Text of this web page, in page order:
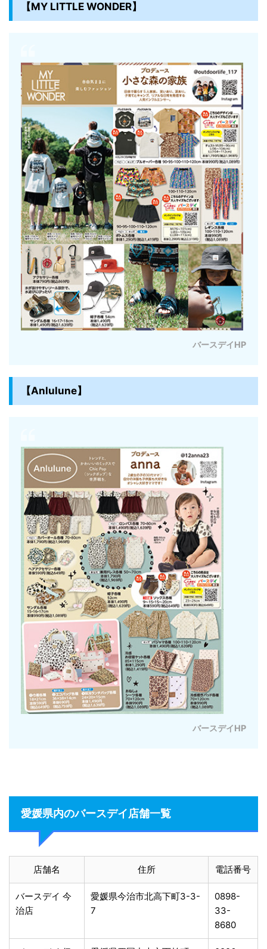
【MY LITTLE WONDER】
バースデイHP
【Anlulune】
バースデイHP
愛媛県内のバースデイ店舗一覧
店舗名 住所 電話番号
バースデイ 今
治店
愛媛県今治市北高下町3-3-
7
0898-
33-
8680